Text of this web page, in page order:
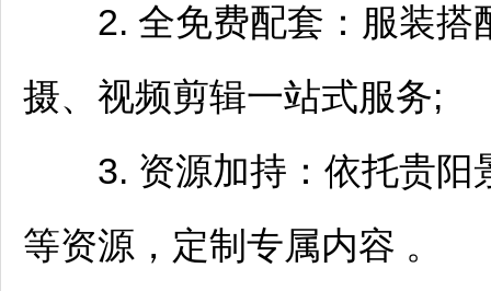
2. 全免费配套：服装搭
摄、视频剪辑一站式服务;
3. 资源加持：依托贵阳
等资源，定制专属内容 。